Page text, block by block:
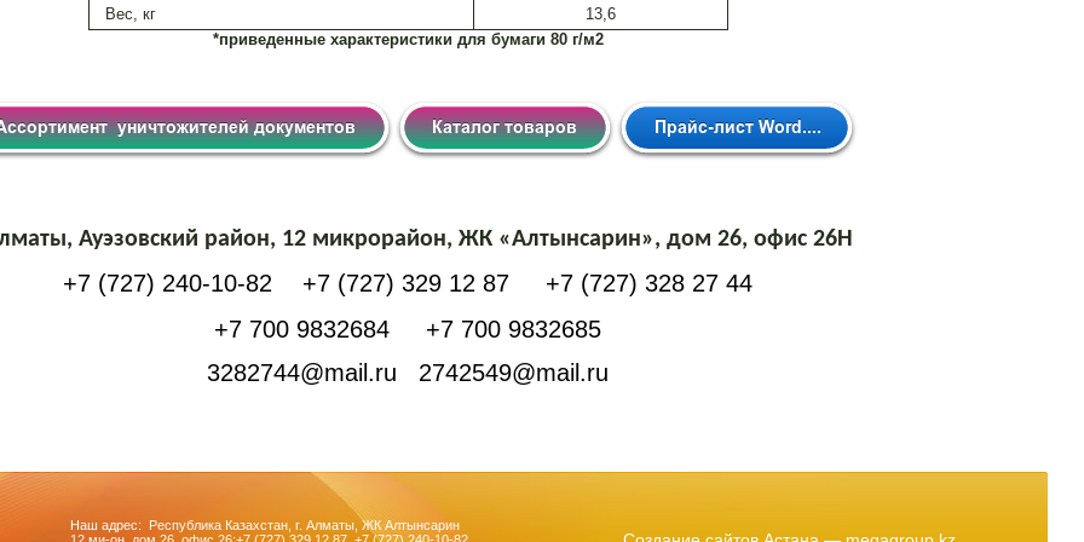
Вес, кг
13,6
*приведенные характеристики для бумаги 80 г/м2
Ауэзовский район, 12 микрорайон, ЖК «Алтынсарин», дом 26, офис 26Н
+7 (727) 240-10-82 +7 (727) 329 12 87
+7 (727) 328 27 44
+7 700 9832684
+7 700 9832685
3282744@mail.ru
2742549@mail.ru
Наш адрес: Республика Казахстан, г. Алматы, ЖК Алтынсарин